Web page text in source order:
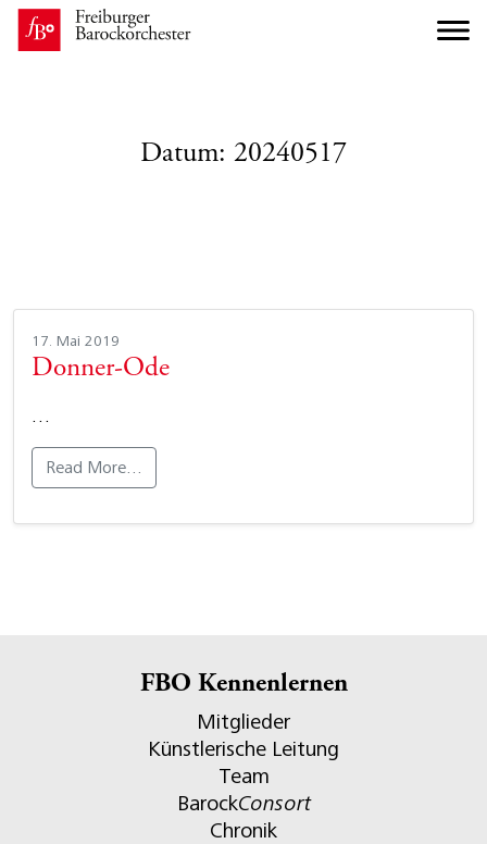
Datum: 20240517
17. Mai 2019
Donner-Ode
…
Read More…
FBO Kennenlernen
Mitglieder
Künstlerische Leitung
Team
BarockConsort
Chronik